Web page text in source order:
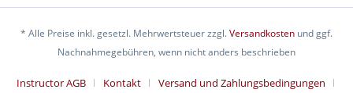
* Alle Preise inkl. gesetzl. Mehrwertsteuer zzgl.Versandkosten und ggf.
Nachnahmegebühren, wenn nicht anders beschrieben
Instructor AGB Kontakt
Versand und Zahlungsbedingungen